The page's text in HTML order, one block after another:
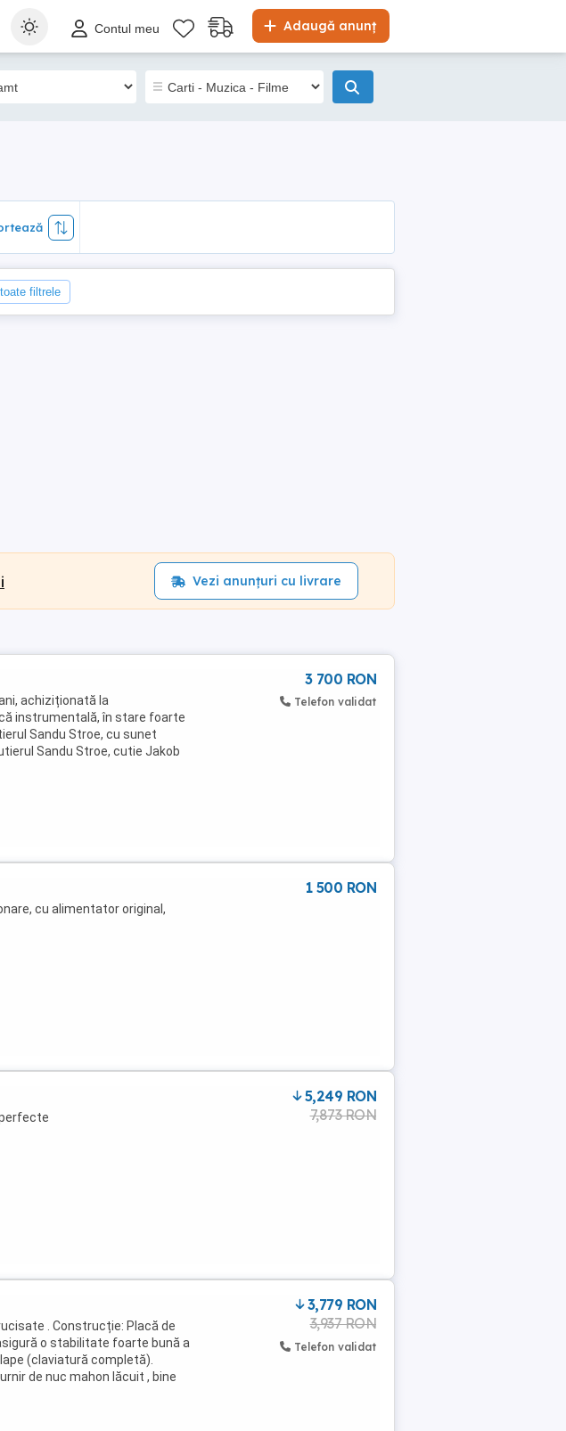
Adaugă anunț
Contul meu
filtrele
Vezi anunțuri cu livrare
achiziționată la
instrumentală, în stare foarte
Sandu Stroe, cu sunet
Sandu Stroe, cutie Jakob
3 700 RON
Telefon validat
cu alimentator original,
1 500 RON
5,249 RON
7,873 RON
. Construcție: Placă de
o stabilitate foarte bună a
(claviatură completă).
de nuc mahon lăcuit , bine
3,779 RON
3,937 RON
Telefon validat